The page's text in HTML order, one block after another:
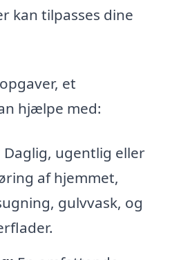
kan tilpasses dine
et
hjælpe med:
Daglig, ugentlig eller
af hjemmet,
gulvvask, og